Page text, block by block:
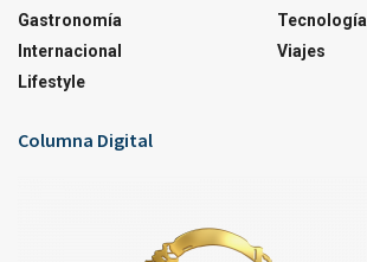
Gastronomía
Internacional
Lifestyle
Tecnología
Viajes
Columna Digital